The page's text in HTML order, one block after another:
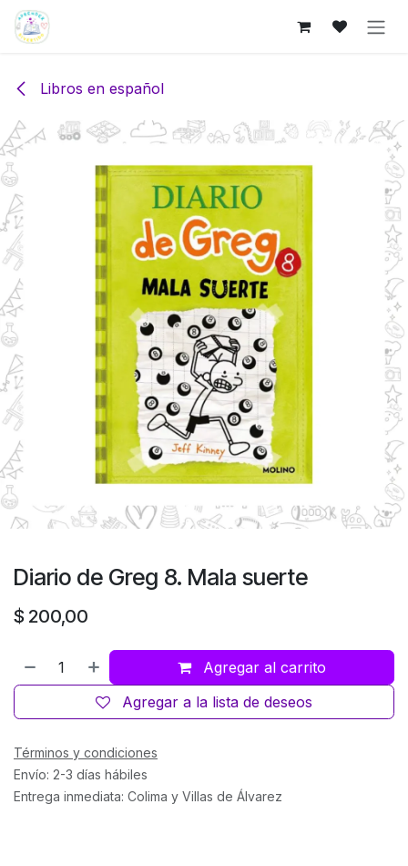
Ir al contenido
Libros en español
Diario de Greg 8. Mala suerte
$ 200,00
Agregar al carrito
Agregar a la lista de deseos
Términos y condiciones
Envío: 2-3 días hábiles
Entrega inmediata: Colima y Villas de Álvarez